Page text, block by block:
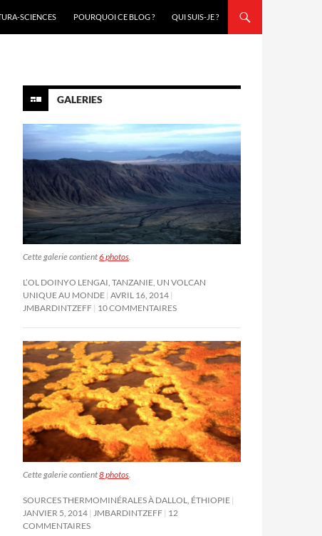
SCIENCES
POURQUOI CE BLOG ? QUI SUIS-JE ?
GALERIES
Cette galerie contient6 photos.
L’OL DOINYO LENGAI, TANZANIE, UN VOLCAN
UNIQUE AU MONDE AVRIL 16, 2014
JMBARDINTZEFF 10 COMMENTAIRES
Cette galerie contient8 photos
SOURCES THERMOMINÉRALES À DALLOL, ÉTHIOPIE
JANVIER 5, 2014
JMBARDINTZEFF 12
COMMENTAIRES